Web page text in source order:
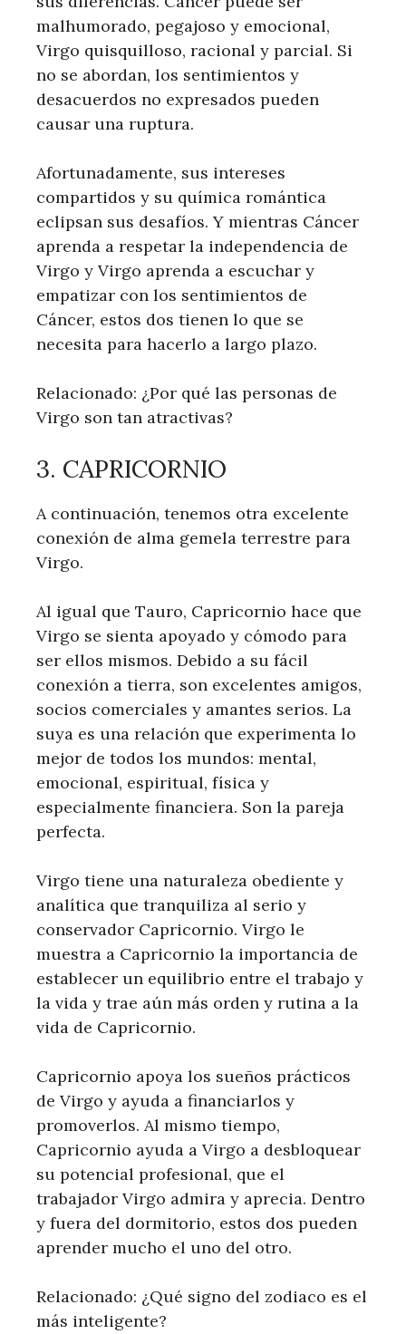
malhumorado, pegajoso y emocional,
Virgo quisquilloso, racional y parcial. Si
no se abordan, los sentimientos y
desacuerdos no expresados ​​pueden
causar una ruptura.
Afortunadamente, sus intereses
compartidos y su química romántica
eclipsan sus desafíos. Y mientras Cáncer
aprenda a respetar la independencia de
Virgo y Virgo aprenda a escuchar y
empatizar con los sentimientos de
Cáncer, estos dos tienen lo que se
necesita para hacerlo a largo plazo.
Relacionado: ¿Por qué las personas de
Virgo son tan atractivas?
3. CAPRICORNIO
A continuación, tenemos otra excelente
conexión de alma gemela terrestre para
Virgo.
Al igual que Tauro, Capricornio hace que
Virgo se sienta apoyado y cómodo para
ser ellos mismos. Debido a su fácil
conexión a tierra, son excelentes amigos,
socios comerciales y amantes serios. La
suya es una relación que experimenta lo
mejor de todos los mundos: mental,
emocional, espiritual, física y
especialmente financiera. Son la pareja
perfecta.
Virgo tiene una naturaleza obediente y
analítica que tranquiliza al serio y
conservador Capricornio. Virgo le
muestra a Capricornio la importancia de
establecer un equilibrio entre el trabajo y
la vida y trae aún más orden y rutina a la
vida de Capricornio.
Capricornio apoya los sueños prácticos
de Virgo y ayuda a financiarlos y
promoverlos. Al mismo tiempo,
Capricornio ayuda a Virgo a desbloquear
su potencial profesional, que el
trabajador Virgo admira y aprecia. Dentro
y fuera del dormitorio, estos dos pueden
aprender mucho el uno del otro.
Relacionado: ¿Qué signo del zodiaco es el
más inteligente?